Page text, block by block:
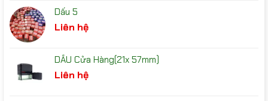
Dấu 5
Liên hệ
DẤU Cửa Hàng(21x 57mm)
Liên hệ